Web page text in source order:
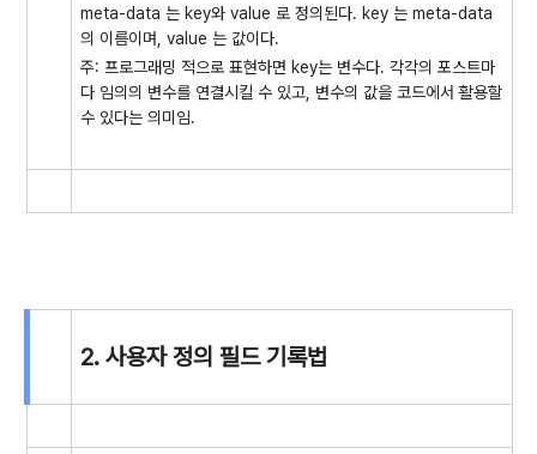
meta-data 는 key와 value 로 정의된다. key 는 meta-data
의 이름이며, value 는 값이다.
주: 프로그래밍 적으로 표현하면 key는 변수다. 각각의 포스트마
다 임의의 변수를 연결시킬 수 있고, 변수의 값을 코드에서 활용할
수 있다는 의미임.
2. 사용자 정의 필드 기록법